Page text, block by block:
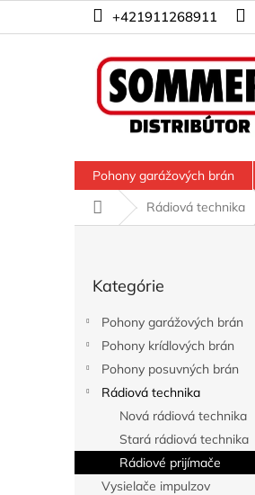
+421911268911
Pohony garážových brán
DomovRádiová technika
kategórie
Kategórie
Pohony garážových brán
Pohony krídlových brán
Pohony posuvných brán
Rádiová technika
Nová rádiová technika
Stará rádiová technika
Rádiové prijímače
Vysielače impulzov